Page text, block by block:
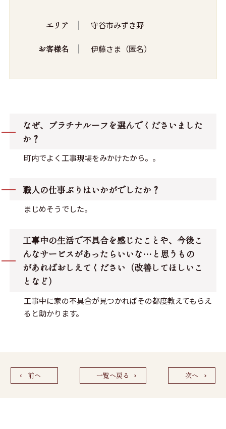
エリア 守谷市みずき野
お客様名 伊藤さま（匿名）
なぜ、プラチナルーフを選んでくださいました
か？
町内でよく工事現場をみかけたから。。
職人の仕事ぶりはいかがでしたか？
まじめそうでした。
工事中の生活で不具合を感じたことや、今後こ
んなサービスがあったらいいな…と思うもの
があればおしえてください（改善してほしいこ
となど）
工事中に家の不具合が見つかればその都度教えてもらえ
ると助かります。
前へ 一覧へ戻る 次へ